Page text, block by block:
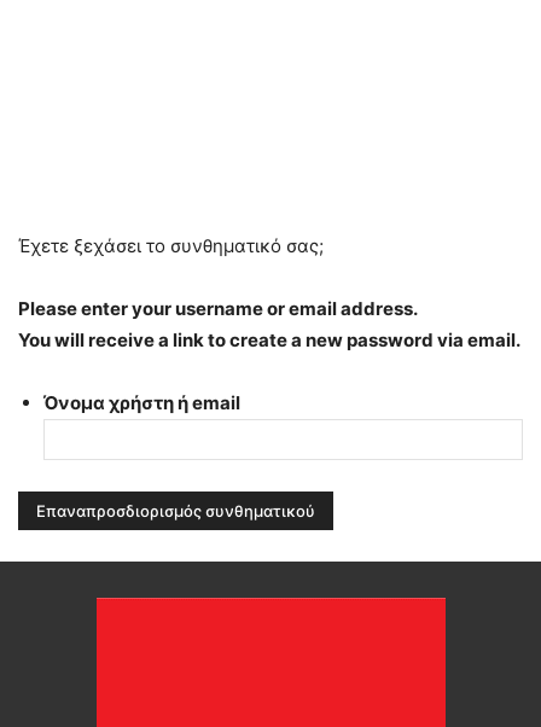
Έχετε ξεχάσει το συνθηματικό σας;
Please enter your username or email address.
You will receive a link to create a new password via email.
Όνομα χρήστη ή email